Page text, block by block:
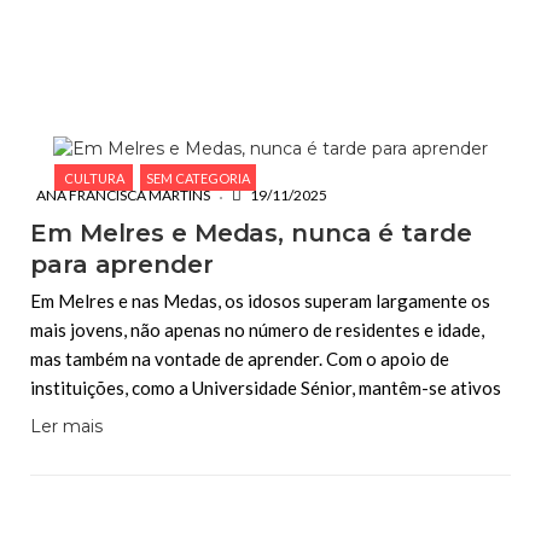
CULTURA SEM CATEGORIA
ANA FRANCISCA MARTINS 19/11/2025
Em Melres e Medas, nunca é tarde
para aprender
Em Melres e nas Medas, os idosos superam largamente os
mais jovens, não apenas no número de residentes e idade,
mas também na vontade de aprender. Com o apoio de
instituições, como a Universidade Sénior, mantêm-se ativos
Ler mais